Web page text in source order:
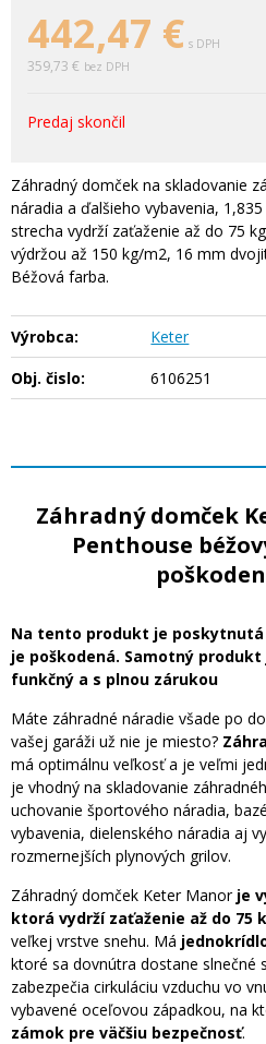
442,47 € s DPH
359,73 € bez DPH
Predaj skončil
Záhradný domček na skladovanie
náradia a ďalšieho vybavenia,
strecha vydrží zaťaženie až do 75
výdržou až 150 kg/m2, 16 mm
Béžová farba.
Výrobca:
Keter
Obj. čislo:
6106251
Záhradný domček
Penthouse
Na tento produkt je poskytnutá
je poškodená. Samotný
funkčný a s plnou zárukou
Máte záhradné náradie všade po
vašej garáži už nie je miesto?
má optimálnu veľkosť a je veľmi
je vhodný na skladovanie
uchovanie športového náradia,
vybavenia, dielenského náradia aj
rozmernejších plynových grilov.
Záhradný domček Keter Manor je
ktorá vydrží zaťaženie až do 75
veľkej vrstve snehu. Má
ktoré sa dovnútra dostane slnečné
zabezpečia cirkuláciu vzduchu vo
vybavené oceľovou západkou, na
zámok pre väčšiu bezpečnosť.